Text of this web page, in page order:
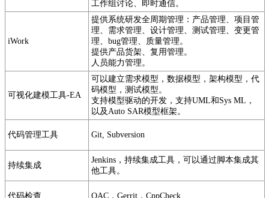
工作组讨论、即时通信。
iWork
提供系统研发全周期管理：产品管理、项目管
理、需求管理、设计管理、测试管理、变更管
理、bug管理、质量管理。
提供产品货架、复用管理。
人员能力管理。
可视化建模工具-EA
可以建立需求模型，数据模型，架构模型，代
码模型，测试模型。
支持模型驱动的开发，支持UML和Sys ML，
以及Auto SAR模型框架。
代码管理工具 Git, Subversion
持续集成
Jenkins，持续集成工具，可以通过脚本集成其
他工具。
代码检查 QAC，Gerrit，CppCheck